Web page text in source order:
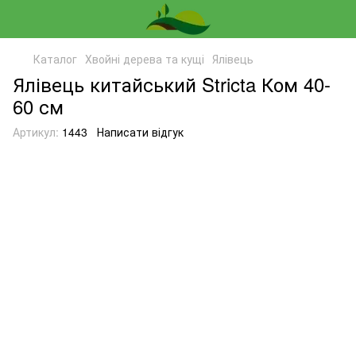
Каталог Хвойні дерева та кущі Ялівець
Ялівець китайський Stricta Ком 40-
60 см
Артикул: 1443 Написати відгук